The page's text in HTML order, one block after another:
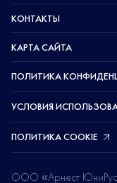
КОНТАКТЫ
КАРТА САЙТА
ПОЛИТИКА
УСЛОВИЯ
ПОЛИТИКА COOKIE
ООО «Арнест